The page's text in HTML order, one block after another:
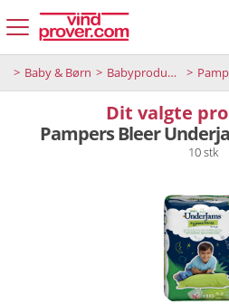
Baby & Børn Babyprodukter Pampers Bleer
Dit valgte
Pampers Bleer
10 stk